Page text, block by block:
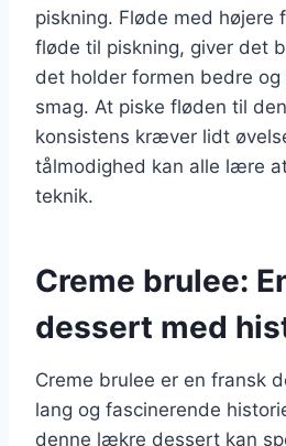
piskning. Fløde med højere
fløde til piskning, giver det
det holder formen bedre og
smag. At piske fløden til
konsistens kræver lidt
tålmodighed kan alle lære
teknik.
Creme brulee:
dessert med
Creme brulee er en fransk
lang og fascinerende
denne lækre dessert kan